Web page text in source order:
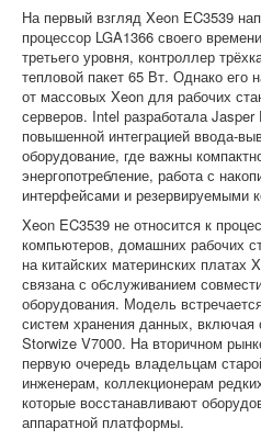
На первый взгляд Xeon EC3539
процессор LGA1366 своего
третьего уровня, контроллер
тепловой пакет 65 Вт. Однако его
от массовых Xeon для рабочих
серверов. Intel разработала
повышенной интеграцией ввода-
оборудование, где важны
энергопотребление, работа с
интерфейсами и резервируемыми
Xeon EC3539 не относится к
компьютеров, домашних рабочих
на китайских материнских платах
связана с обслуживанием
оборудования. Модель
систем хранения данных,
Storwize V7000. На вторичном
первую очередь владельцам
инженерам, коллекционерам
которые восстанавливают
аппаратной платформы.